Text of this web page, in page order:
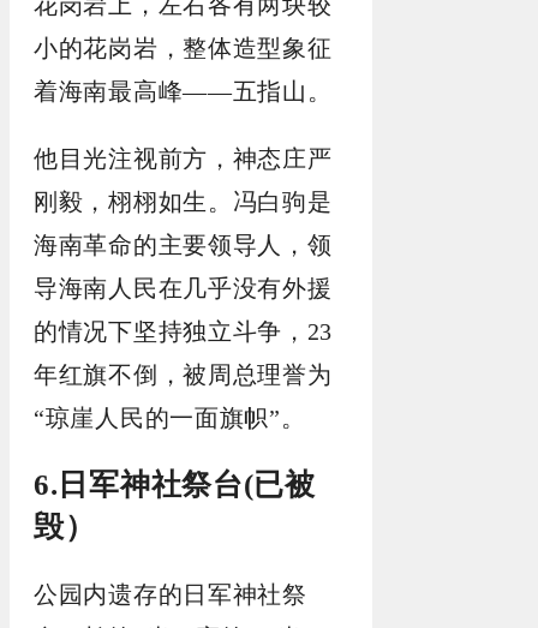
小的花岗岩，整体造型象征
着海南最高峰——五指山。
他目光注视前方，神态庄严
刚毅，栩栩如生。冯白驹是
海南革命的主要领导人，领
导海南人民在几乎没有外援
的情况下坚持独立斗争，23
年红旗不倒，被周总理誉为
“琼崖人民的一面旗帜”。
6.日军神社祭台(已被
毁）
公园内遗存的日军神社祭